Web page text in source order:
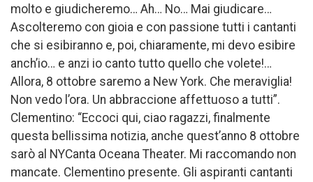
molto e giudicheremo… Ah… No… Mai giudicare…
Ascolteremo con gioia e con passione tutti i cantanti
che si esibiranno e, poi, chiaramente, mi devo esibire
anch’io… e anzi io canto tutto quello che volete!…
Allora, 8 ottobre saremo a New York. Che meraviglia!
Non vedo l’ora. Un abbraccione affettuoso a tutti”.
Clementino: “Eccoci qui, ciao ragazzi, finalmente
questa bellissima notizia, anche quest’anno 8 ottobre
sarò al NYCanta Oceana Theater. Mi raccomando non
mancate. Clementino presente. Gli aspiranti cantanti